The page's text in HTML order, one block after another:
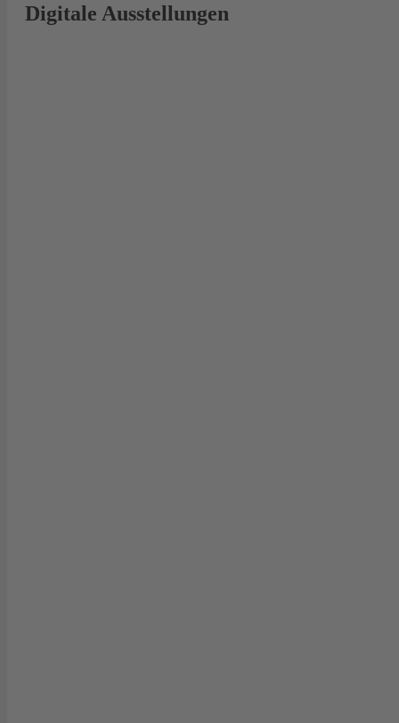
Digitale Ausstellungen